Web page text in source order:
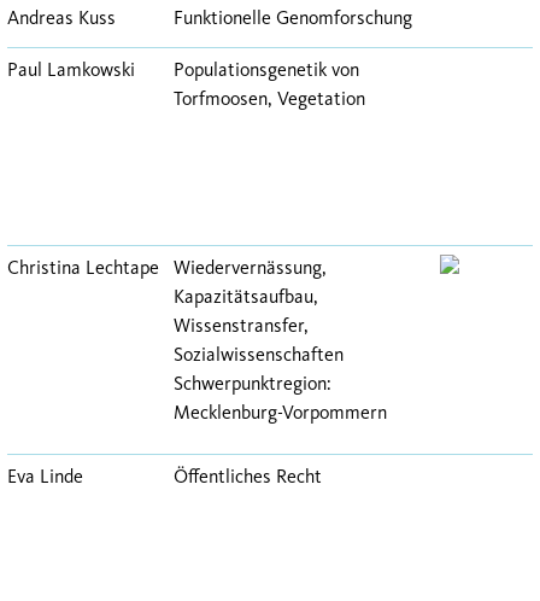
Andreas Kuss Funktionelle Genomforschung
Paul Lamkowski
Populationsgenetik von
Torfmoosen, Vegetation
Christina Lechtape
Wiedervernässung,
Kapazitätsaufbau,
Wissenstransfer,
Sozialwissenschaften
Schwerpunktregion:
Mecklenburg-Vorpommern
Eva Linde Öffentliches Recht